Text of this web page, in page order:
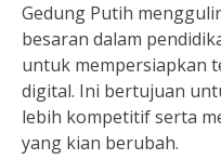
Gedung Putih
besaran dalam
untuk mempersiapkan
digital. Ini bertujuan
lebih kompetitif serta
yang kian berubah.